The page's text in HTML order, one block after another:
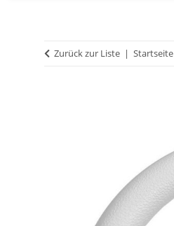
Zurück zur Liste Startseite